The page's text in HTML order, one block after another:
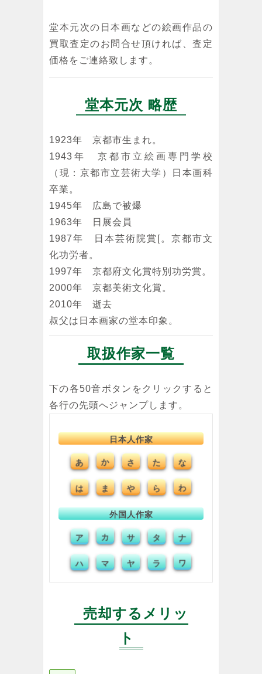
堂本元次の日本画などの絵画作品の
買取査定のお問合せ頂ければ、査定
価格をご連絡致します。
堂本元次 略歴
1923年 京都市生まれ。
1943年 京都市立絵画専門学校
（現：京都市立芸術大学）日本画科
卒業。
1945年 広島で被爆
1963年 日展会員
1987年 日本芸術院賞[。京都市文
化功労者。
1997年 京都府文化賞特別功労賞。
2000年 京都美術文化賞。
2010年 逝去
叔父は日本画家の堂本印象。
取扱作家一覧
下の各50音ボタンをクリックすると
各行の先頭へジャンプします。
日本人作家
あ か さ た な
は ま や ら わ
外国人作家
ア カ サ タ ナ
ハ マ ヤ ラ ワ
売却するメリッ
ト